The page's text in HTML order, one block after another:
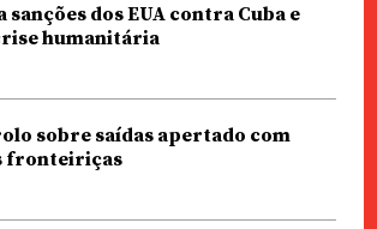
sanções dos EUA contra Cuba e
humanitária
sobre saídas apertado com
fronteiriças